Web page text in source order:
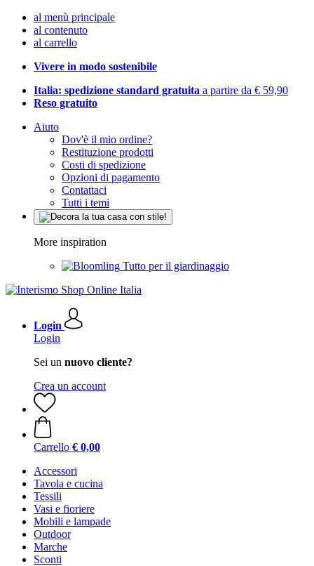
al menù principale
al contenuto
al carrello
Vivere in modo sostenibile
Italia: spedizione standard gratuita a partire da € 59,90
Reso gratuito
Aiuto
Dov'è il mio ordine?
Restituzione prodotti
Costi di spedizione
Opzioni di pagamento
Contattaci
Tutti i temi
More inspiration
Tutto per il giardinaggio
Login
Login
Sei un nuovo cliente?
Crea un account
Carrello € 0,00
Accessori
Tavola e cucina
Tessili
Vasi e fioriere
Mobili e lampade
Outdoor
Marche
Sconti